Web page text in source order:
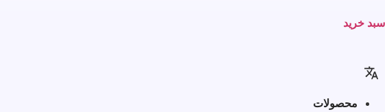
سبد خرید
محصولات